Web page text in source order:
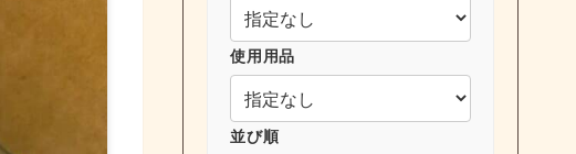
使用用品
並び順